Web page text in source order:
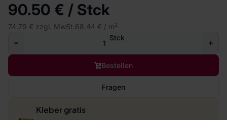
90.50 € / Stck
74.79 € zzgl. MwSt. 68.44 € / m2
Stck
Bestellen
Fragen
Kleber gratis